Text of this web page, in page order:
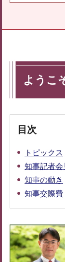
ようこ
目次
トピックス
知事記者会
知事の動き
知事交際費